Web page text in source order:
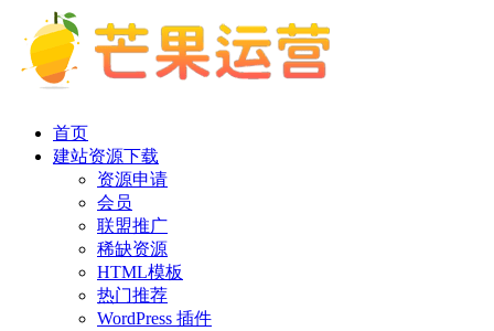
首页
建站资源下载
资源申请
会员
联盟推广
稀缺资源
HTML模板
热门推荐
WordPress 插件